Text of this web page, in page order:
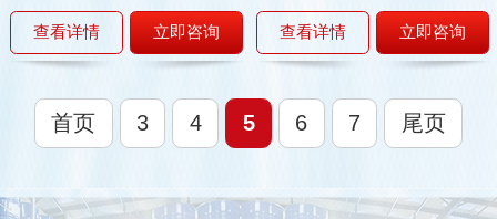
查看详情 立即咨询 查看详情 立即咨询
首页 3 4 5 6 7 尾页